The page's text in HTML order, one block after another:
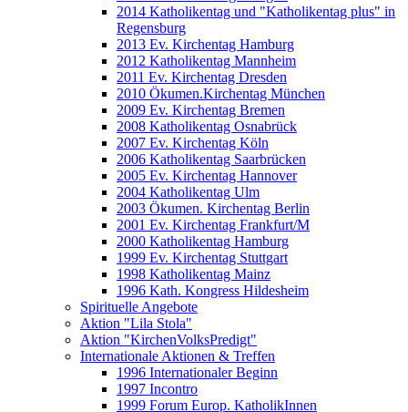
2014 Katholikentag und "Katholikentag plus" in
Regensburg
2013 Ev. Kirchentag Hamburg
2012 Katholikentag Mannheim
2011 Ev. Kirchentag Dresden
2010 Ökumen.Kirchentag München
2009 Ev. Kirchentag Bremen
2008 Katholikentag Osnabrück
2007 Ev. Kirchentag Köln
2006 Katholikentag Saarbrücken
2005 Ev. Kirchentag Hannover
2004 Katholikentag Ulm
2003 Ökumen. Kirchentag Berlin
2001 Ev. Kirchentag Frankfurt/M
2000 Katholikentag Hamburg
1999 Ev. Kirchentag Stuttgart
1998 Katholikentag Mainz
1996 Kath. Kongress Hildesheim
Spirituelle Angebote
Aktion "Lila Stola"
Aktion "KirchenVolksPredigt"
Internationale Aktionen & Treffen
1996 Internationaler Beginn
1997 Incontro
1999 Forum Europ. KatholikInnen